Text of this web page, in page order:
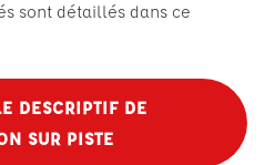
sont détaillés dans ce
DESCRIPTIF DE
SUR PISTE